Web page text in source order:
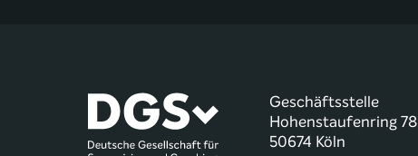
Geschäftsstelle
Hohenstaufenring 78
50674 Köln